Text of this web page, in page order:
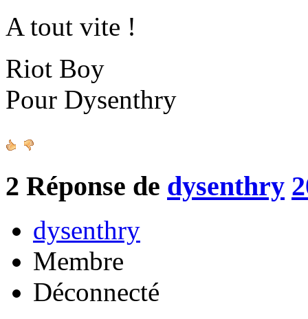
A tout vite !
Riot Boy
Pour Dysenthry
2 Réponse de dysenthry
dysenthry
Membre
Déconnecté